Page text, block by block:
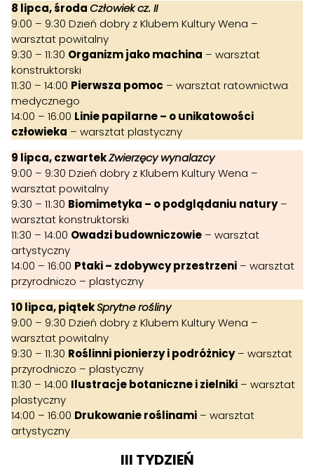
8 lipca, środaCzłowiekcz. II
9:00 – 9:30 Dzień dobry z Klubem Kultury Wena –
warsztat powitalny
9:30 – 11:30 Organizm jako machina – warsztat
konstruktorski
11:30 – 14:00 Pierwsza pomoc – warsztat ratownictwa
medycznego
14:00 – 16:00 Linie papilarne – o unikatowości
człowieka – warsztat plastyczny
9 lipca, czwartekZwierzęcy wynalazcy
9:00 – 9:30 Dzień dobry z Klubem Kultury Wena –
warsztat powitalny
9:30 – 11:30 Biomimetyka – o podglądaniu natury–
warsztat konstruktorski
11:30 – 14:00 Owadzi budowniczowie – warsztat
artystyczny
14:00 – 16:00 Ptaki – zdobywcy przestrzeni – warsztat
przyrodniczo – plastyczny
10 lipca, piątekSprytne rośliny
9:00 – 9:30 Dzień dobry z Klubem Kultury Wena –
warsztat powitalny
9:30 – 11:30 Roślinni pionierzy i podróżnicy– warsztat
przyrodniczo – plastyczny
11:30 – 14:00 Ilustracje botaniczne i zielniki – warsztat
plastyczny
14:00 – 16:00 Drukowanie roślinami – warsztat
artystyczny
III TYDZIEŃ